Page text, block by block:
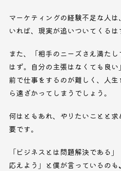
マーケティングの経験不足な人
いれば、現実が追いついてくるは
また、「相手のニーズさえ満た
はず。自分の主張はなくても良
前で仕事をするのが難しく、人
ら遠ざかってしまうでしょう。
何はともあれ、やりたいことと
要です。
「ビジネスとは問題解決である
応えよう」と僕が言っているのも